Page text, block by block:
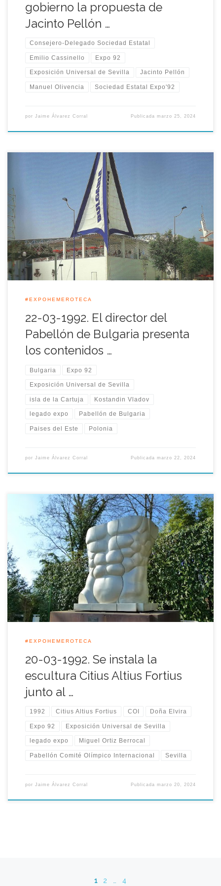
gobierno la propuesta de
Jacinto Pellón …
Consejero-Delegado Sociedad Estatal
Emilio Cassinello Expo 92
Exposición Universal de Sevilla Jacinto Pellón
Manuel Olivencia Sociedad Estatal Expo'92
por Jaime Álvarez Corral Publicadamarzo 25, 2024
Los búlgaros no cesaron de expresar su agradecimiento al
Estado español que, dada la crítica situación económica que
atravesaba los países del Este, financió en gran parte la
presencia de estos países en la Expo’92 con la construcción de
un pabellón compartido por este país y Polonia, de hecho, la
[…]
#EXPOHEMEROTECA
22-03-1992. El director del
Pabellón de Bulgaria presenta
los contenidos …
Bulgaria Expo 92
Exposición Universal de Sevilla
isla de la Cartuja Kostandin Vladov
legado expo Pabellón de Bulgaria
Paises del Este Polonia
por Jaime Álvarez Corral Publicadamarzo 22, 2024
Más rápido, más alto, más fuerte, es el lema que desde la
época del barón de Coubertín, reina en los Juegos Olímpicos,
Miguel Ortiz Berrocal bautizó con este mismo nombre a la
escultura que desde el 20 de Marzo 1992, quedaría instalada
en la entrada del pabellón del COI durante […]
#EXPOHEMEROTECA
20-03-1992. Se instala la
escultura Citius Altius Fortius
junto al …
1992 Citius Altius Fortius COI Doña Elvira
Expo 92 Exposición Universal de Sevilla
legado expo Miguel Ortiz Berrocal
Pabellón Comité Olímpico Internacional Sevilla
por Jaime Álvarez Corral Publicadamarzo 20, 2024
Navegación de entradas
1 2 4